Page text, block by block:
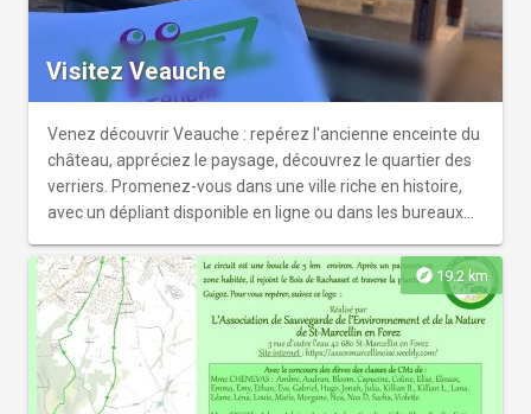
Visitez Veauche
Venez découvrir Veauche : repérez l'ancienne enceinte du
château, appréciez le paysage, découvrez le quartier des
verriers. Promenez-vous dans une ville riche en histoire,
avec un dépliant disponible en ligne ou dans les bureaux
explore 19.2 km